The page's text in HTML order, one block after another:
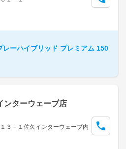
レーハイブリッド プレミアム 150
ンターウェーブ店
３－１佐久インターウェーブ内